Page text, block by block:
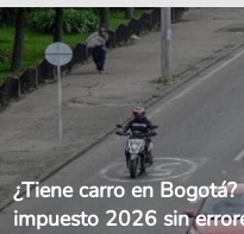
¿Tiene carro en
impuesto 2026 sin